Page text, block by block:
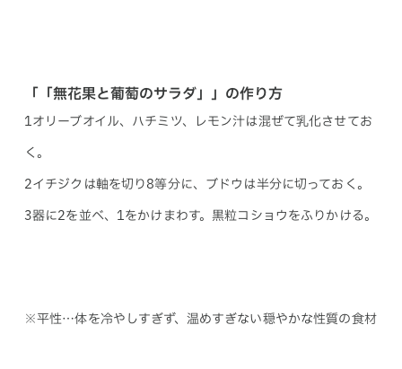
「「無花果と葡萄のサラダ」」の作り方
1オリーブオイル、ハチミツ、レモン汁は混ぜて乳化させてお
く。
2イチジクは軸を切り8等分に、ブドウは半分に切っておく。
3器に2を並べ、1をかけまわす。黒粒コショウをふりかける。
※平性…体を冷やしすぎず、温めすぎない穏やかな性質の食材